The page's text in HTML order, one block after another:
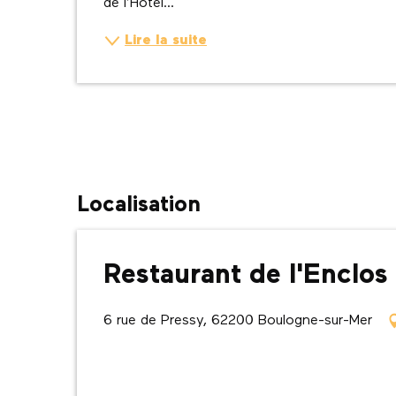
de l’Hôtel...
Lire la suite
Localisation
Restaurant de l'Enclos
6 rue de Pressy, 62200 Boulogne-sur-Mer